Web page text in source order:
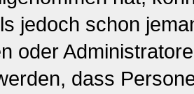
jedoch schon
oder
dass